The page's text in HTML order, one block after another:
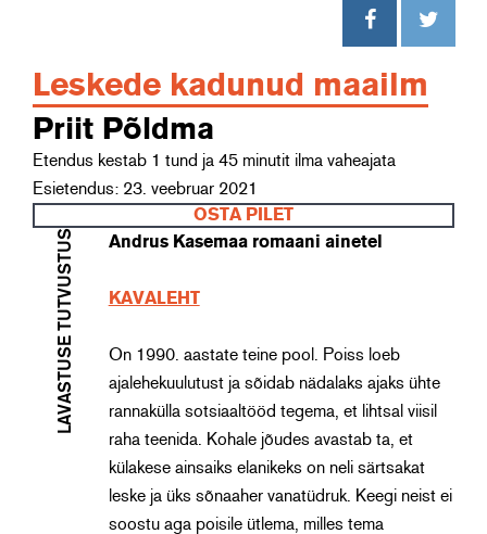
Leskede kadunud maailm
Priit Põldma
Etendus kestab 1 tund ja 45 minutit ilma vaheajata
Esietendus: 23. veebruar 2021
OSTA PILET
LAVASTUSE TUTVUSTUS Andrus Kasemaa romaani ainetel
KAVALEHT
On 1990. aastate teine pool. Poiss loeb
ajalehekuulutust ja sõidab nädalaks ajaks ühte
rannakülla sotsiaaltööd tegema, et lihtsal viisil
raha teenida. Kohale jõudes avastab ta, et
külakese ainsaiks elanikeks on neli särtsakat
leske ja üks sõnaaher vanatüdruk. Keegi neist ei
soostu aga poisile ütlema, milles tema